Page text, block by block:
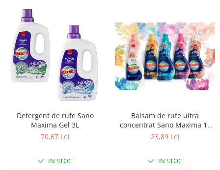
Detergent de rufe Sano
Maxima Gel 3L
70,67 Lei
IN STOC
Balsam de rufe ultra
concentrat Sano Maxima 1L
(50sp)
23,89 Lei
IN STOC